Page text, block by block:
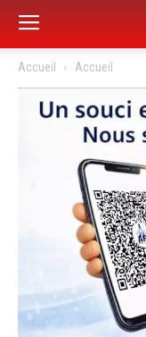
Accueil Accueil